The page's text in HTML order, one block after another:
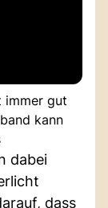
immer gut
kann
dabei
dass